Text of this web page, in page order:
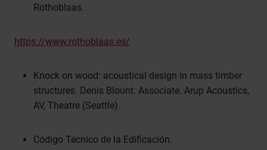
Rothoblaas.
https://www.rothoblaas.es/
Knock on wood: acoustical design in mass timber
structures. Denis Blount. Associate. Arup Acoustics,
AV, Theatre (Seattle).
Código Técnico de la Edificación.